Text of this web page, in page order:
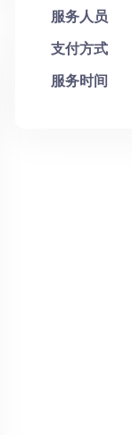
服务人员
支付方式
服务时间